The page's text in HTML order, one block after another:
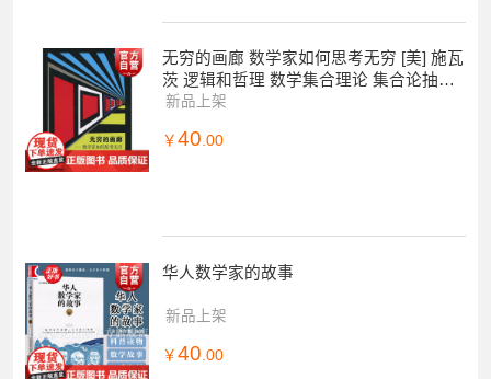
无穷的画廊 数学家如何思考无穷 [美] 施瓦
茨 逻辑和哲理 数学集合理论 集合论抽象
的概念 符号和公式巧妙结合 上海科学
新品上架
￥ 40.00
华人数学家的故事
新品上架
￥ 40 .00